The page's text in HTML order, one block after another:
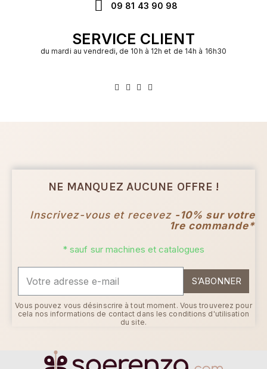
09 81 43 90 98
SERVICE CLIENT
du mardi au vendredi, de 10h à 12h et de 14h à 16h30
NE MANQUEZ AUCUNE OFFRE !
Inscrivez-vous et recevez -10% sur votre
1re commande*
* sauf sur machines et catalogues
S’ABONNER
Vous pouvez vous désinscrire à tout moment. Vous trouverez pour
cela nos informations de contact dans les conditions d'utilisation
du site.